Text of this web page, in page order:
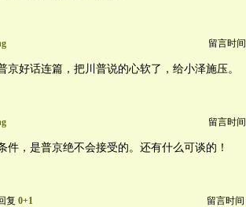
留言时
京好话连篇，把川普说的心软了，给小泽施压。
留言时
件，是普京绝不会接受的。还有什么可谈的！
复 0+1 留言时间